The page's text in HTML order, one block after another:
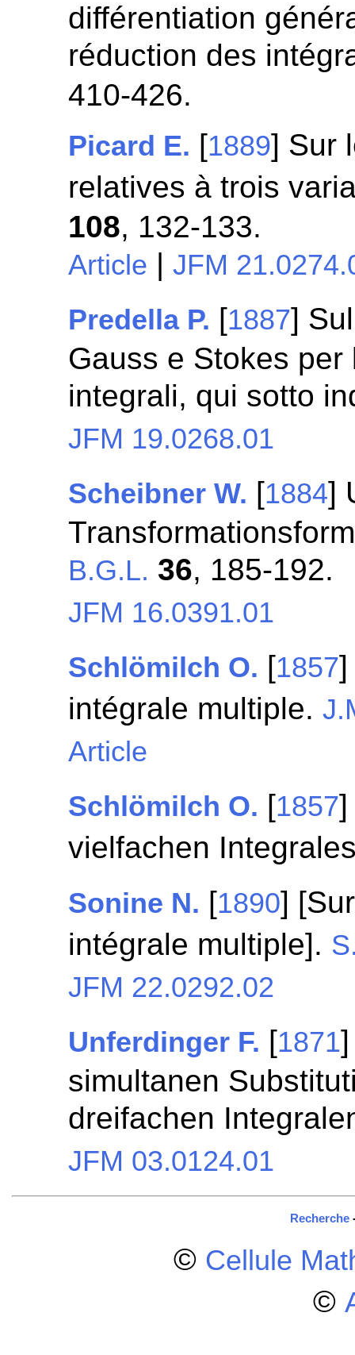
différentiation
réduction des
410-426.
Picard E. [1889] Sur
relatives à trois
108, 132-133.
Article |JFM
Predella P. [1887]
Gauss e Stokes
integrali, qui sotto
JFM 19.0268.01
Scheibner W. [1884]
B.G.L. 36, 185-192.
JFM 16.0391.01
Schlömilch O. [1857]
intégrale multiple.
Article
Schlömilch O. [1857]
vielfachen
Sonine N. [1890]
intégrale multiple].
JFM 22.0292.02
Unferdinger F. [1871
simultanen
dreifachen
JFM 03.0124.01
Recherche
© Cellule
©